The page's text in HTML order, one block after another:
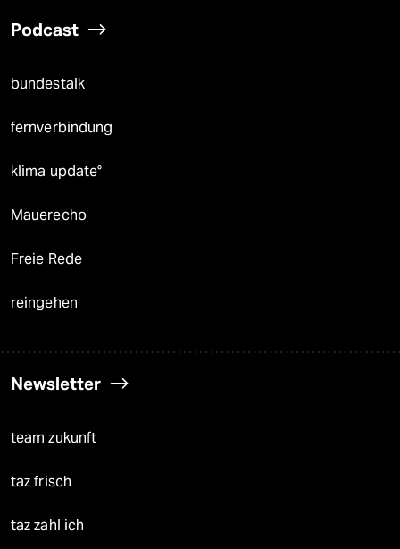
Podcast
bundestalk
fernverbindung
klima update°
Mauerecho
Freie Rede
reingehen
Newsletter
team zukunft
taz frisch
taz zahl ich